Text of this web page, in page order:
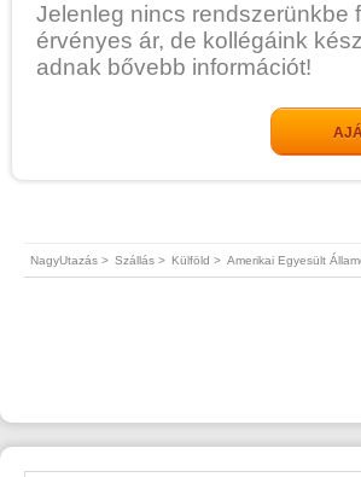
Jelenleg nincs rendszerünkbe
érvényes ár, de kollégáink
adnak bővebb információt!
NagyUtazás > Szállás > Külföld > Amerikai Egyesült